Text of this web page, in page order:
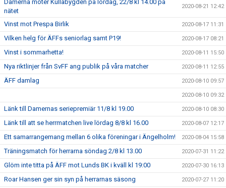
Damerna möter Kullabygden på lördag, 22/8 kl 14.00 på
nätet
2020-08-21 12:42
Vinst mot Prespa Birlik 2020-08-17 11:31
Vilken helg för ÄFFs seniorlag samt P19! 2020-08-17 08:21
Vinst i sommarhetta! 2020-08-11 15:50
Nya riktlinjer från SvFF ang publik på våra matcher 2020-08-11 12:55
ÄFF damlag 2020-08-10 09:57
2020-08-10 09:32
Länk till Damernas seriepremiär 11/8 kl 19.00 2020-08-10 08:30
Länk till att se herrmatchen live lördag 8/8 kl 16.00 2020-08-07 12:17
Ett samarrangemang mellan 6 olika föreningar i Ängelholm! 2020-08-04 15:58
Träningsmatch för herrarna söndag 2/8 kl 13.00 2020-07-31 11:22
Glöm inte titta på ÄFF mot Lunds BK i kväll kl 19:00 2020-07-30 16:13
Roar Hansen ger sin syn på herrarnas säsong 2020-07-27 11:20